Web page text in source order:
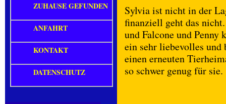
Sylvia ist nicht in der
finanziell geht das
und Falcone und Penny
ein sehr liebevolles und
einen erneuten
so schwer genug für sie.
ZUHAUSE GEFUNDEN
ANFAHRT
KONTAKT
DATENSCHUTZ